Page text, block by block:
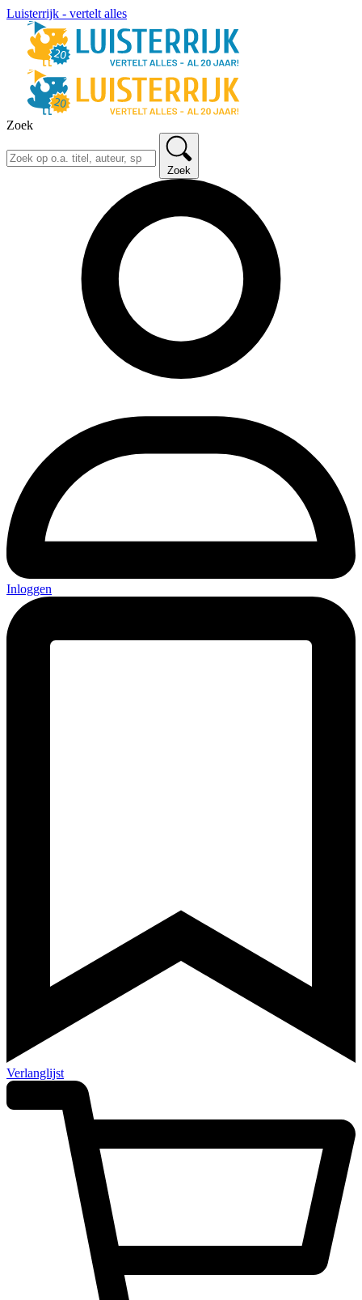
Luisterrijk - vertelt alles
Zoek
Zoek
Inloggen
Verlanglijst